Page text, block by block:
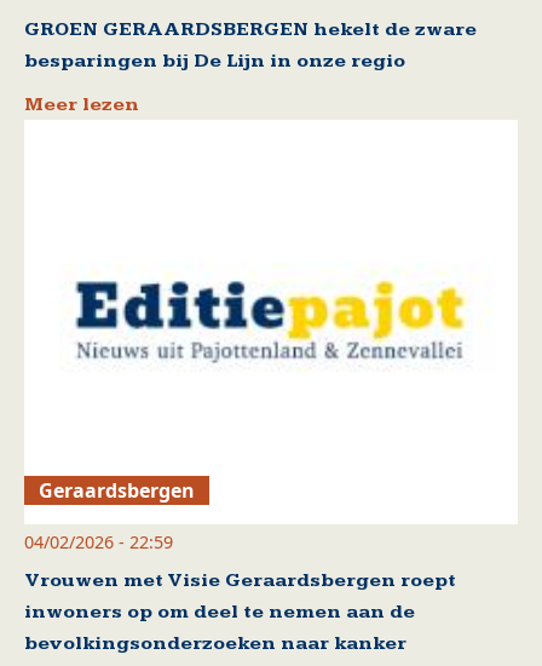
GROEN GERAARDSBERGEN hekelt de zware
besparingen bij De Lijn in onze regio
Meer lezen
Geraardsbergen
04/02/2026 - 22:59
Vrouwen met Visie Geraardsbergen roept
inwoners op om deel te nemen aan de
bevolkingsonderzoeken naar kanker